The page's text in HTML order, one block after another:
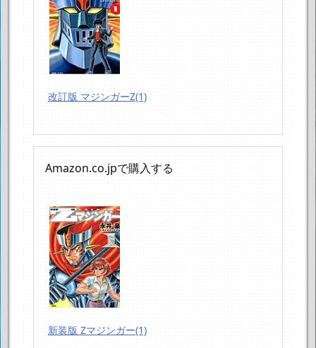
改訂版 マジンガーZ(1)
Amazon.co.jpで購入する
新装版 Zマジンガー(1)